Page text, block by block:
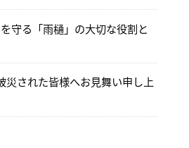
守る「雨樋」の大切な役割と
災された皆様へお見舞い申し上